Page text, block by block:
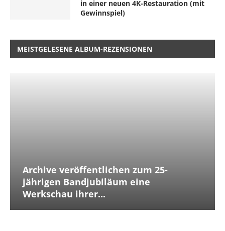
in einer neuen 4K-Restauration (mit
Gewinnspiel)
MEISTGELESENE ALBUM-REZENSIONEN
Archive veröffentlichen zum 25-
jährigen Bandjubiläum eine
Werkschau ihrer...